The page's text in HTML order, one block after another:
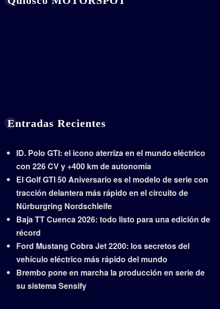
Entradas Recientes
ID. Polo GTI: el icono aterriza en el mundo eléctrico
con 226 CV y +400 km de autonomía
El Golf GTI 50 Aniversario es el modelo de serie con
tracción delantera más rápido en el circuito de
Nürburgring Nordschleife
Baja TT Cuenca 2026: todo listo para una edición de
récord
Ford Mustang Cobra Jet 2200: los secretos del
vehículo eléctrico más rápido del mundo
Brembo pone en marcha la producción en serie de
su sistema Sensify